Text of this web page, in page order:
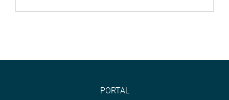
PORTAL